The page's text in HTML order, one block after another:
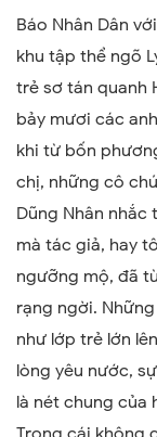
Báo Nhân Dân
khu tập thể ngõ
trẻ sơ tán quanh
bảy mươi các
khi từ bốn
chị, những cô
Dũng Nhân
mà tác giả, hay
ngưỡng mộ, đã
rạng ngời.
như lớp trẻ lớn
lòng yêu nước,
là nét chung của